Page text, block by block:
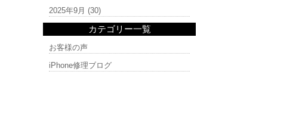
2025年9月 (30)
カテゴリー一覧
お客様の声
iPhone修理ブログ